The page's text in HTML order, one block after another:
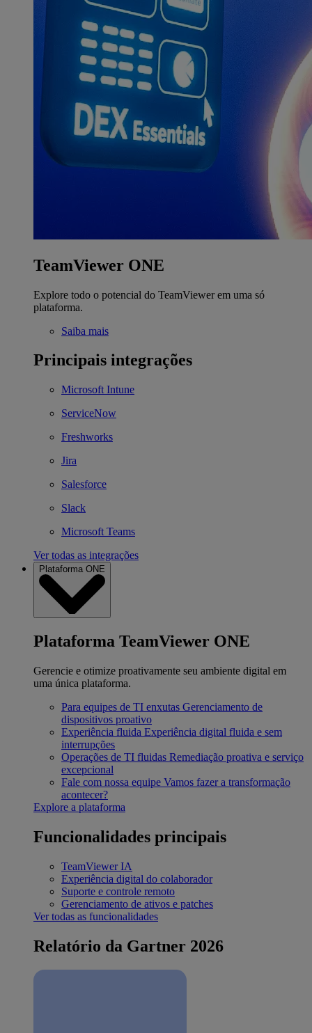
TeamViewer ONE
Explore todo o potencial do TeamViewer em uma só
plataforma.
Saiba mais
Principais integrações
Microsoft Intune
ServiceNow
Freshworks
Jira
Salesforce
Slack
Microsoft Teams
Ver todas as integrações
Plataforma ONE
Plataforma TeamViewer ONE
Gerencie e otimize proativamente seu ambiente digital em
uma única plataforma.
Para equipes de TI enxutas Gerenciamento de
dispositivos proativo
Experiência fluida Experiência digital fluida e sem
interrupções
Operações de TI fluidas Remediação proativa e serviço
excepcional
Fale com nossa equipe Vamos fazer a transformação
acontecer?
Explore a plataforma
Funcionalidades principais
TeamViewer IA
Experiência digital do colaborador
Suporte e controle remoto
Gerenciamento de ativos e patches
Ver todas as funcionalidades
Relatório da Gartner 2026